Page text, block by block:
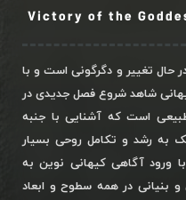
Victory of the
حال تغییر و دگرگونی است و با
شاهد شروع فصل جدیدی در
است که آشنایی با جنبه
به رشد و تکامل روحی بسیار
ورود آگاهی کیهانی نوین به
بنیانی در همه سطوح و ابعاد